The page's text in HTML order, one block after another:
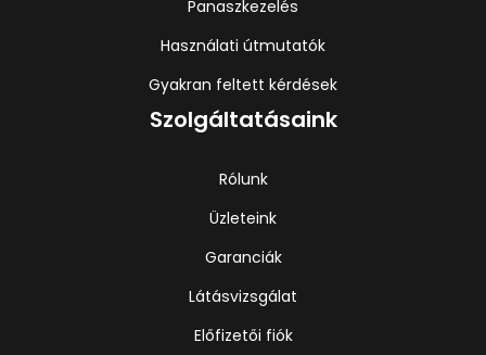
Panaszkezelés
Használati útmutatók
Gyakran feltett kérdések
Szolgáltatásaink
Rólunk
Üzleteink
Garanciák
Látásvizsgálat
Előfizetői fiók